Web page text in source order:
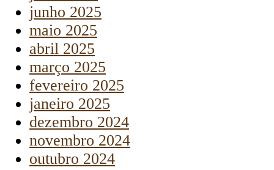
junho 2025
maio 2025
abril 2025
março 2025
fevereiro 2025
janeiro 2025
dezembro 2024
novembro 2024
outubro 2024